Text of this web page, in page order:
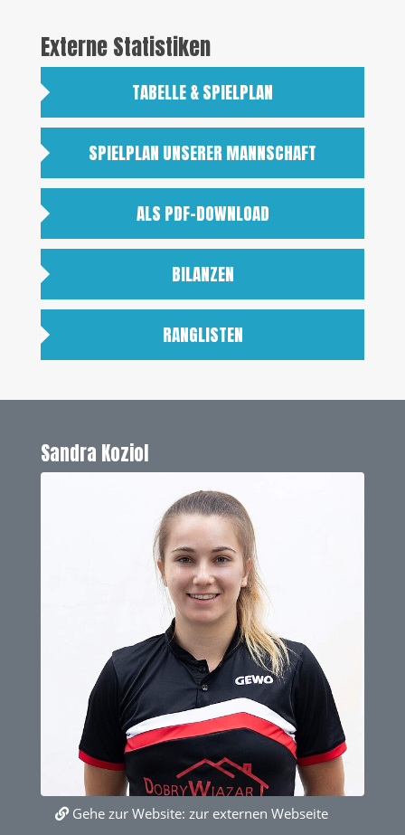
Externe Statistiken
TABELLE & SPIELPLAN
SPIELPLAN UNSERER MANNSCHAFT
ALS PDF-DOWNLOAD
BILANZEN
RANGLISTEN
Sandra Koziol
Gehe zur Website: zur externen Webseite